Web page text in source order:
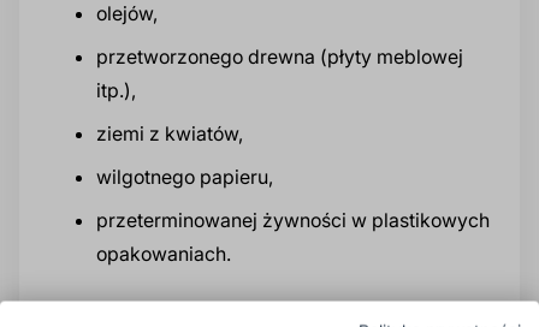
olejów,
przetworzonego drewna (płyty meblowej
itp.),
ziemi z kwiatów,
wilgotnego papieru,
przeterminowanej żywności w plastikowych
opakowaniach.